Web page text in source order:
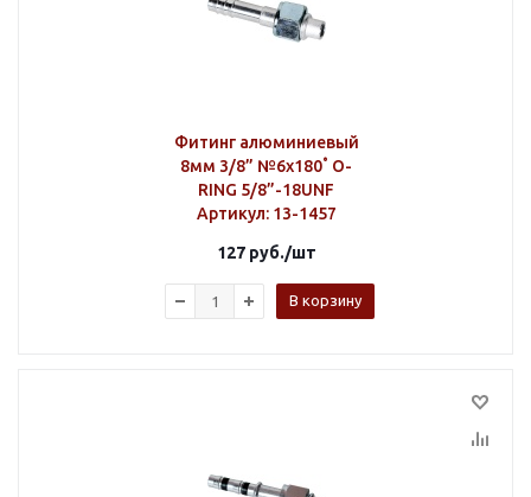
Фитинг алюминиевый
8мм 3/8” №6х180˚ O-
RING 5/8”-18UNF
Артикул: 13-1457
127руб./шт
В корзину